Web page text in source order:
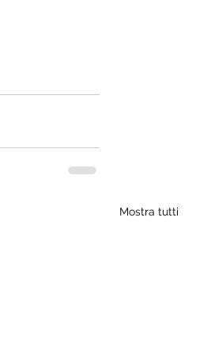
Mostra tutti